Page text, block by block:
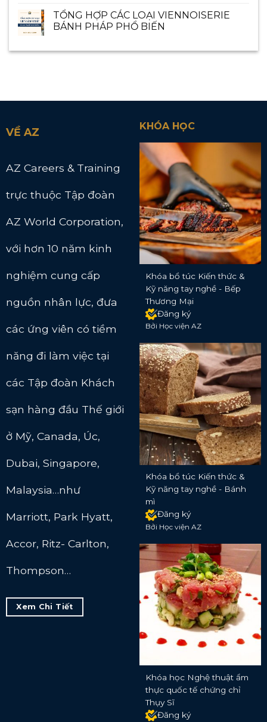
TỔNG HỢP CÁC LOẠI VIENNOISERIE
BÁNH PHÁP PHỔ BIẾN
VỀ AZ
AZ Careers & Training
trực thuộc Tập đoàn
AZ World Corporation,
với hơn 10 năm kinh
nghiệm cung cấp
nguồn nhân lực, đưa
các ứng viên có tiềm
năng đi làm việc tại
các Tập đoàn Khách
sạn hàng đầu Thế giới
ở Mỹ, Canada, Úc,
Dubai, Singapore,
Malaysia…như
Marriott, Park Hyatt,
Accor, Ritz- Carlton,
Thompson…
Xem Chi Tiết
KHÓA HỌC
Khóa bổ túc Kiến thức &
Kỹ năng tay nghề - Bếp
Thương Mại
Đăng ký
Bởi Học viện AZ
Khóa bổ túc Kiến thức &
Kỹ năng tay nghề - Bánh
mì
Đăng ký
Bởi Học viện AZ
Khóa học Nghệ thuật ẩm
thực quốc tế chứng chỉ
Thụy Sĩ
Đăng ký